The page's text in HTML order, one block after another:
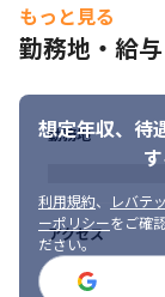
もっと見る
勤務地・給
想定年収、待
利用規約、 レバテ
ーポリシーをご確
ださい。
勤務地
アクセス